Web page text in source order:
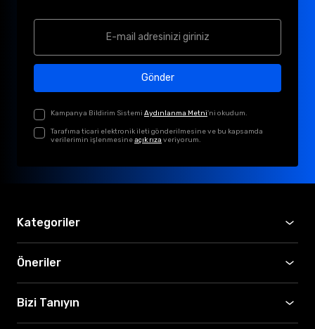
Gönder
Kampanya Bildirim Sistemi Aydınlanma Metni'ni okudum.
Tarafıma ticari elektronik ileti gönderilmesine ve bu kapsamda
verilerimin işlenmesineaçık rıza veriyorum.
Kategoriler
Öneriler
Bizi Tanıyın